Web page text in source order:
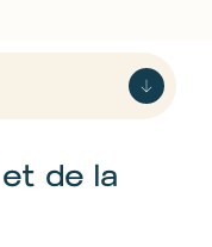
cheville
de la